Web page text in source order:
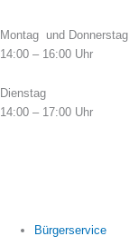
Montag und Donnerstag
14:00 – 16:00 Uhr
Dienstag
14:00 – 17:00 Uhr
Bürgerservice